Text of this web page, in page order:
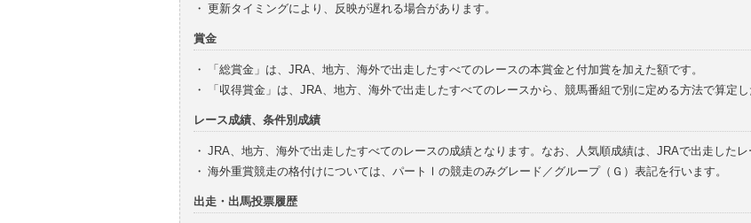
・ 更新タイミングにより、反映が遅れる場合があります。
賞金
・
「総賞金」は、JRA、地方、海外で出走したすべてのレースの本賞金と付加賞を加えた額です。
・
「収得賞金」は、JRA、地方、海外で出走したすべてのレースから、競馬番組で別に定める方法で算定し
レース成績、条件別成績
・ JRA、地方、海外で出走したすべてのレースの成績となります。なお、人気順成績は、JRAで出走したレ
・ 海外重賞競走の格付けについては、パートⅠの競走のみグレード／グループ（Ｇ）表記を行います。
出走・出馬投票履歴